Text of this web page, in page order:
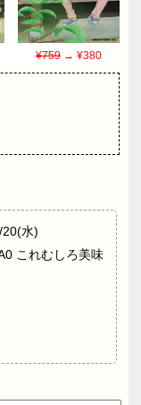
¥759→ ¥380
水)
これむしろ美味